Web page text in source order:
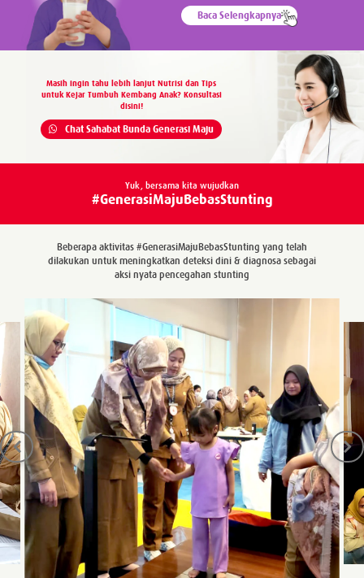
Baca Selengkapnya
Masih ingin tahu lebih lanjut Nutrisi dan Tips
untuk Kejar Tumbuh Kembang Anak? Konsultasi
disini!
Chat Sahabat Bunda Generasi Maju
Yuk, bersama kita wujudkan
#GenerasiMajuBebasStunting
Beberapa aktivitas #GenerasiMajuBebasStunting yang telah
dilakukan untuk meningkatkan deteksi dini & diagnosa sebagai
aksi nyata pencegahan stunting